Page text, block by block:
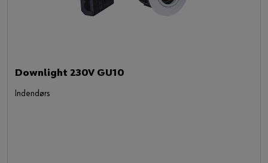
Downlight 230V GU10
Indendørs